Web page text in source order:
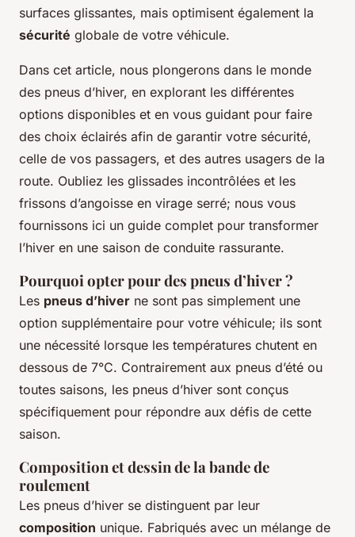
surfaces glissantes, mais optimisent également la
sécurité globale de votre véhicule.
Dans cet article, nous plongerons dans le monde
des pneus d’hiver, en explorant les différentes
options disponibles et en vous guidant pour faire
des choix éclairés afin de garantir votre sécurité,
celle de vos passagers, et des autres usagers de la
route. Oubliez les glissades incontrôlées et les
frissons d’angoisse en virage serré; nous vous
fournissons ici un guide complet pour transformer
l’hiver en une saison de conduite rassurante.
Pourquoi opter pour des pneus d’hiver ?
Les pneus d’hiver ne sont pas simplement une
option supplémentaire pour votre véhicule; ils sont
une nécessité lorsque les températures chutent en
dessous de 7°C. Contrairement aux pneus d’été ou
toutes saisons, les pneus d’hiver sont conçus
spécifiquement pour répondre aux défis de cette
saison.
Composition et dessin de la bande de
roulement
Les pneus d’hiver se distinguent par leur
composition unique. Fabriqués avec un mélange de